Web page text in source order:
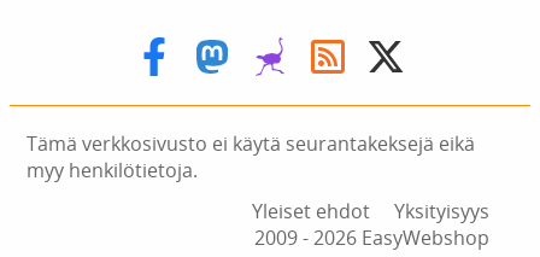
Tämä verkkosivusto ei käytä seurantakeksejä eikä
myy henkilötietoja.
Yleiset ehdot
Yksityisyys
2009 ‑ 2026 EasyWebshop